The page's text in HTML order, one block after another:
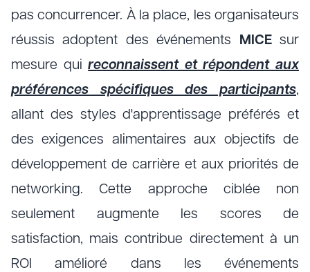
pas concurrencer. À la place, les organisateurs
réussis adoptent des événements MICEsur
mesure quireconnaissent et répondent aux
préférences spécifiques des participants,
allant des styles d'apprentissage préférés et
des exigences alimentaires aux objectifs de
développement de carrière et aux priorités de
networking. Cette approche ciblée non
seulement augmente les scores de
satisfaction, mais contribue directement à un
ROI amélioré dans les événements